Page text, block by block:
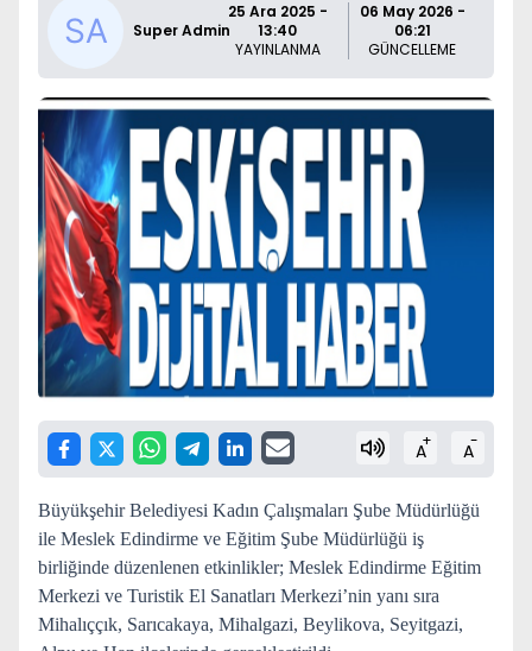
Super Admin
25 Ara 2025 -
13:40
YAYINLANMA
06 May 2026 -
06:21
GÜNCELLEME
A+ A-
Büyükşehir Belediyesi Kadın Çalışmaları Şube Müdürlüğü
ile Meslek Edindirme ve Eğitim Şube Müdürlüğü iş
birliğinde düzenlenen etkinlikler; Meslek Edindirme Eğitim
Merkezi ve Turistik El Sanatları Merkezi’nin yanı sıra
Mihalıççık, Sarıcakaya, Mihalgazi, Beylikova, Seyitgazi,